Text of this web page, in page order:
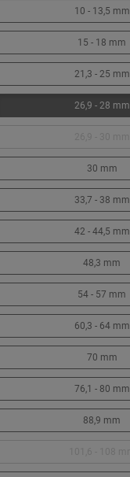
10 - 13,5 mm
15 - 18 mm
21,3 - 25 mm
26,9 - 28 mm
30 mm
33,7 - 38 mm
42 - 44,5 mm
48,3 mm
54 - 57 mm
60,3 - 64 mm
70 mm
76,1 - 80 mm
88,9 mm